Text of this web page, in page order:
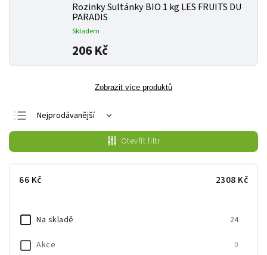
Rozinky Sultánky BIO 1 kg LES FRUITS DU
PARADIS
Skladem
206 Kč
Zobrazit více produktů
Nejprodávanější
Nejlevnější
Nejdražší
Abecedně
Otevřít filtr
66 Kč 2308 Kč
Na skladě 24
Akce 0